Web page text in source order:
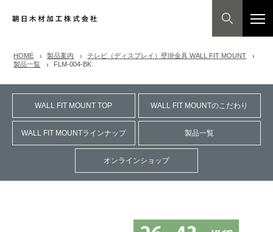
HOME 製品案内
テレビ（ディスプレイ）壁掛金具 WALL FIT MOUNT
製品一覧
FLM-004-BK
WALL FIT MOUNT TOP WALL FIT MOUNTのこだわり
WALL FIT MOUNTラインナップ 製品一覧
オンラインショップ